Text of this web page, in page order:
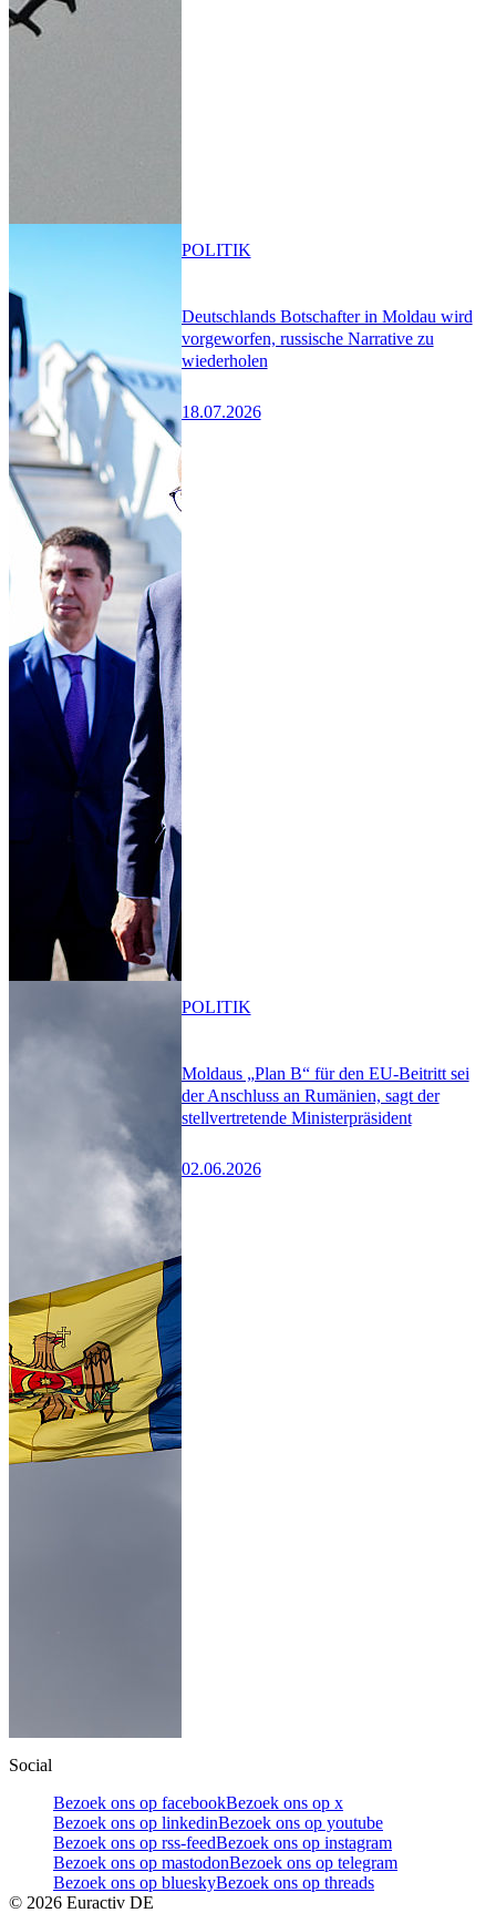
Deutschlands Botschafter in Moldau wird
vorgeworfen, russische Narrative zu
wiederholen
18.07.2026
POLITIK
Moldaus „Plan B“ für den EU-Beitritt sei
der Anschluss an Rumänien, sagt der
stellvertretende Ministerpräsident
02.06.2026
POLITIK
Social
Bezoek ons op facebookBezoek ons op x
Bezoek ons op linkedinBezoek ons op youtube
Bezoek ons op rss-feedBezoek ons op instagram
Bezoek ons op mastodonBezoek ons op telegram
Bezoek ons op blueskyBezoek ons op threads
© 2026 Euractiv DE